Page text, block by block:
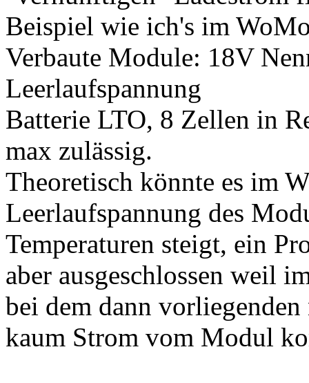
Beispiel wie ich's im
Verbaute Module: 18V
Leerlaufspannung
Batterie LTO, 8 Zellen in
max zulässig.
Theoretisch könnte es im
Leerlaufspannung des
Temperaturen steigt, ein
aber ausgeschlossen weil
bei dem dann
kaum Strom vom Modul